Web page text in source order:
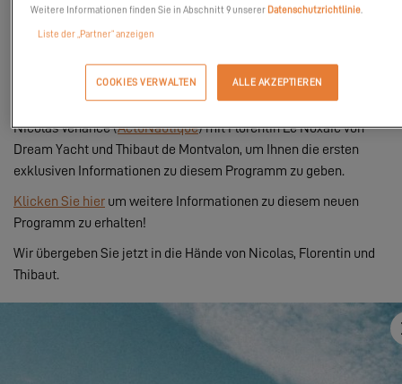
ausgedacht hat, geht in den kommenden Tagen in die
Startlöcher. Der Wunsch unseres Partners ist es, Ihren Traum von
für Ihre Excess zugänglicher denn je zu machen.
Nicolas Venance (ActuNautique) mit Florentin Le Noxaïc von
Dream Yacht und Thibaut de Montvalon, um Ihnen die ersten
exklusiven Informationen zu diesem Programm zu geben.
Klicken Sie hier um weitere Informationen zu diesem neuen
Programm zu erhalten!
Wir übergeben Sie jetzt in die Hände von Nicolas, Florentin und
Thibaut.
Um dieses Video ansehen zu können,
Weitere Informationen finden Sie in Abschnitt 9 unserer Datenschutzrichtlinie.
Liste der „Partner“ anzeigen
COOKIES VERWALTEN ALLE AKZEPTIEREN